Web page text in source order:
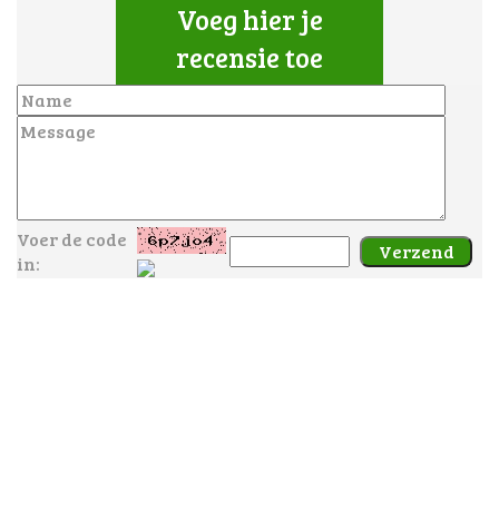
Voeg hier je
recensie toe
Voer de code
in: